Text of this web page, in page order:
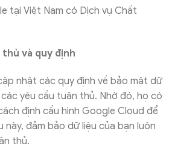
và quy định
nhật các quy định về bảo mật dữ
yêu cầu tuân thủ. Nhờ đó, họ có
định cấu hình Google Cloud để
này, đảm bảo dữ liệu của bạn luôn
thủ.